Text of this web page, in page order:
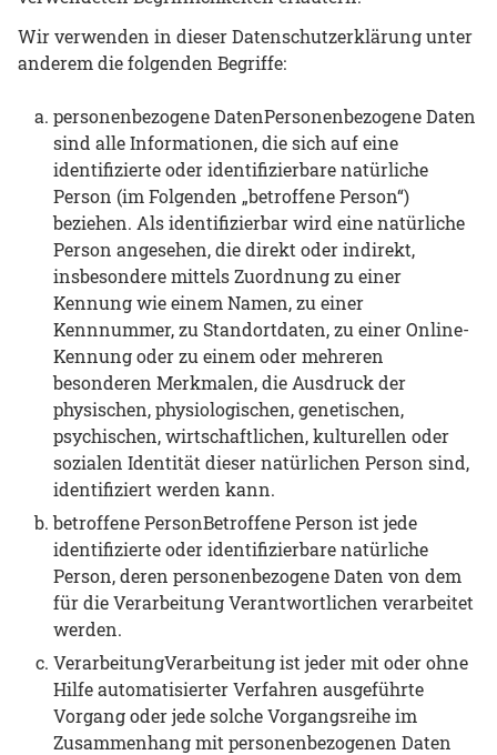
Wir verwenden in dieser Datenschutzerklärung unter
anderem die folgenden Begriffe:
personenbezogene DatenPersonenbezogene Daten
sind alle Informationen, die sich auf eine
identifizierte oder identifizierbare natürliche
Person (im Folgenden „betroffene Person“)
beziehen. Als identifizierbar wird eine natürliche
Person angesehen, die direkt oder indirekt,
insbesondere mittels Zuordnung zu einer
Kennung wie einem Namen, zu einer
Kennnummer, zu Standortdaten, zu einer Online-
Kennung oder zu einem oder mehreren
besonderen Merkmalen, die Ausdruck der
physischen, physiologischen, genetischen,
psychischen, wirtschaftlichen, kulturellen oder
sozialen Identität dieser natürlichen Person sind,
identifiziert werden kann.
betroffene PersonBetroffene Person ist jede
identifizierte oder identifizierbare natürliche
Person, deren personenbezogene Daten von dem
für die Verarbeitung Verantwortlichen verarbeitet
werden.
VerarbeitungVerarbeitung ist jeder mit oder ohne
Hilfe automatisierter Verfahren ausgeführte
Vorgang oder jede solche Vorgangsreihe im
Zusammenhang mit personenbezogenen Daten